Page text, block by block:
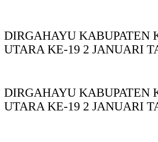
DIRGAHAYU KABUPATEN
UTARA KE-19 2 JANUARI
DIRGAHAYU KABUPATEN
UTARA KE-19 2 JANUARI